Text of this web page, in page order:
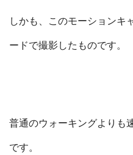
しかも、このモーションキ
ードで撮影したものです。
普通のウォーキングよりも
です。